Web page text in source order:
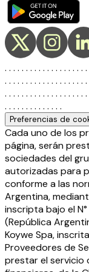
. . . . . . . . . . . . . . . . . . .
. . . . . . . . . . . . . . . . . . .
. . . . . . . . . . . . . . . . . . .
. . . . . . . . . . . . . .
Preferencias de
Cada uno de los
página, serán
sociedades del
autorizadas para
conforme a las
Argentina,
inscripta bajo el
(República
Koywe Spa,
Proveedores de
prestar el servicio